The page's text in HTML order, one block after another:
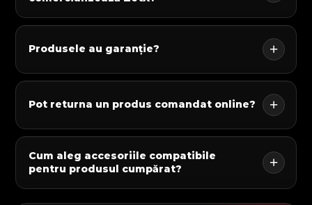
Produsele au garanție?
Pot returna un produs comandat online?
Cum aleg accesoriile compatibile
pentru produsul cumpărat?